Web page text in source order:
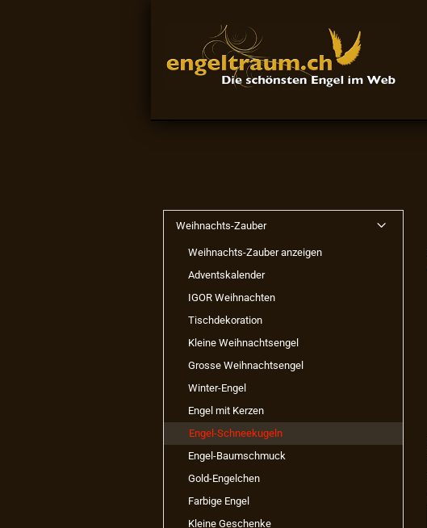
Weihnachts-Zauber
Weihnachts-Zauber anzeigen
Adventskalender
IGOR Weihnachten
Tischdekoration
Kleine Weihnachtsengel
Grosse Weihnachtsengel
Winter-Engel
Engel mit Kerzen
Engel-Schneekugeln
Engel-Baumschmuck
Gold-Engelchen
Farbige Engel
Kleine Geschenke